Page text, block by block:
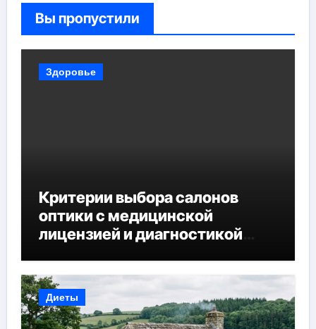
Вы пропустили
Здоровье
Критерии выбора салонов
оптики с медицинской
лицензией и диагностикой
Диеты